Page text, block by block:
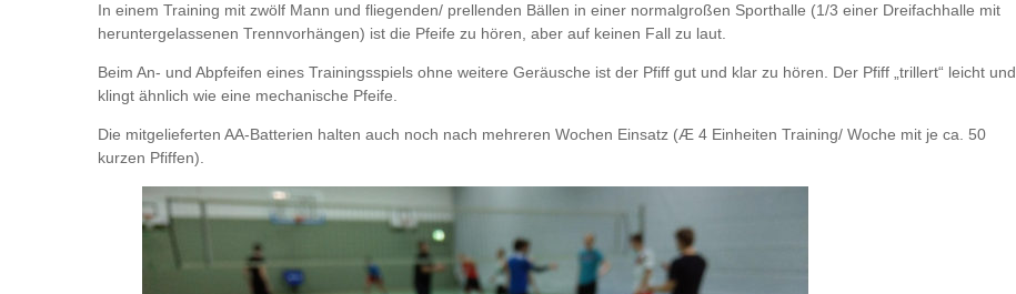
In einem Training mit zwölf Mann und fliegenden/ prellenden Bällen in einer normalgroßen Sporthalle (1/3 einer Dreifachhalle mit
heruntergelassenen Trennvorhängen) ist die Pfeife zu hören, aber auf keinen Fall zu laut.
Beim An- und Abpfeifen eines Trainingsspiels ohne weitere Geräusche ist der Pfiff gut und klar zu hören. Der Pfiff „trillert“ leicht und
klingt ähnlich wie eine mechanische Pfeife.
Die mitgelieferten AA-Batterien halten auch noch nach mehreren Wochen Einsatz (Æ 4 Einheiten Training/ Woche mit je ca. 50
kurzen Pfiffen).